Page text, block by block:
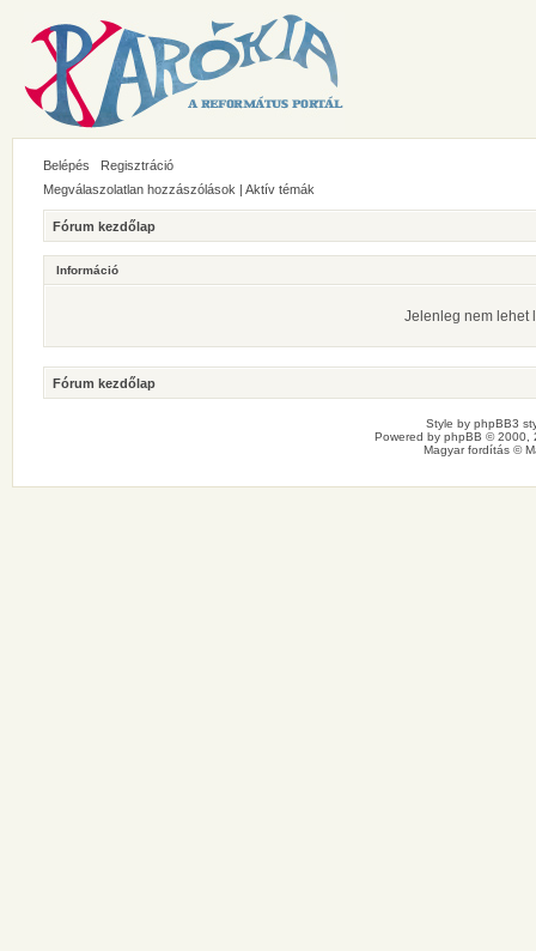
Belépés
Regisztráció
Megválaszolatlan hozzászólások | Aktív témák
Fórum kezdőlap
Információ
Jelenleg nem lehet
Fórum kezdőlap
Style by phpBB3
Powered by phpBB © 2000,
Magyar fordítás ©